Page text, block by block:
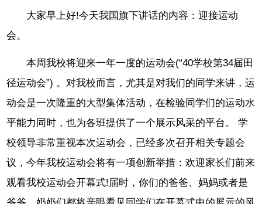
大家早上好!今天我国旗下讲话的内容：迎接运动
会。
本周我校将迎来一年一度的运动会(“40学校第34届田
径运动会”) 。对我校而言，尤其是对我们的同学来讲，运
动会是一次隆重的大型集体活动，在检验同学们的运动水
平能力同时，也为各班提供了一个展示风采的平台。 学
校领导非常重视本次运动会，已经多次召开相关专题会
议，今年我校运动会将有一项创新举措：欢迎家长们前来
观看我校运动会开幕式!届时，你们的爸爸、妈妈或者是